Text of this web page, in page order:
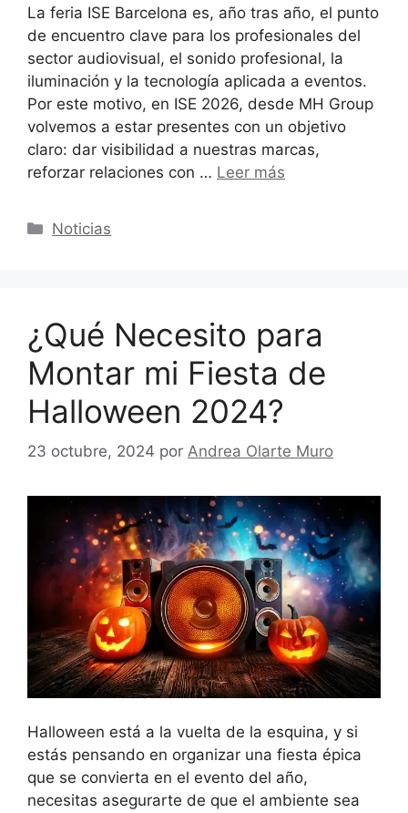
La feria ISE Barcelona es, año tras año, el punto
de encuentro clave para los profesionales del
sector audiovisual, el sonido profesional, la
iluminación y la tecnología aplicada a eventos.
Por este motivo, en ISE 2026, desde MH Group
volvemos a estar presentes con un objetivo
claro: dar visibilidad a nuestras marcas,
reforzar relaciones con … Leer más
Categorías
Noticias
¿Qué Necesito para
Montar mi Fiesta de
Halloween 2024?
23 octubre, 2024 por Andrea Olarte Muro
Halloween está a la vuelta de la esquina, y si
estás pensando en organizar una fiesta épica
que se convierta en el evento del año,
necesitas asegurarte de que el ambiente sea